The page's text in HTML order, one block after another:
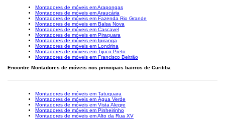
Montadores de móveis em Arapongas
Montadores de móveis em Araucária
Montadores de móveis em Fazenda Rio Grande
Montadores de móveis em Balsa Nova
Montadores de móveis em Cascavel
Montadores de móveis em Piraquara
Montadores de móveis em Ipiranga
Montadores de móveis em Londrina
Montadores de móveis em Tijuco Preto
Montadores de móveis em Francisco Beltrão
Encontre Montadores de móveis nos principais bairros de Curitiba
Montadores de móveis em Tatuquara
Montadores de móveis em Água Verde
Montadores de móveis em Vista Alegre
Montadores de móveis em Pinheirinho
Montadores de móveis em Alto da Rua XV